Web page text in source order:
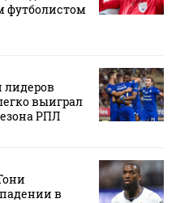
футболистом
лидеров
выиграл
РПЛ
в